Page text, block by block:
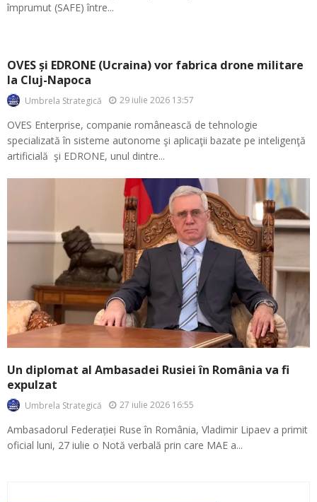
împrumut (SAFE) între...
OVES și EDRONE (Ucraina) vor fabrica drone militare
la Cluj-Napoca
Umbrela Strategică 29 iulie 2026 13:57
OVES Enterprise, companie românească de tehnologie
specializată în sisteme autonome şi aplicaţii bazate pe inteligenţă
artificială şi EDRONE, unul dintre...
Un diplomat al Ambasadei Rusiei în România va fi
expulzat
Umbrela Strategică 27 iulie 2026 16:55
Ambasadorul Federației Ruse în România, Vladimir Lipaev a primit
oficial luni, 27 iulie o Notă verbală prin care MAE a...